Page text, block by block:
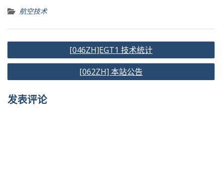
航空技术
文
章
[046ZH]EGT1 技术统计
[062ZH] 本站公告
发表评论